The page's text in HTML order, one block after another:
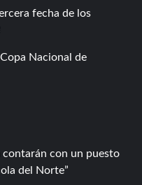
fecha de los
Nacional de
con un puesto
del Norte